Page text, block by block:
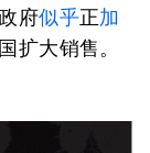
府似乎正加
扩大销售。